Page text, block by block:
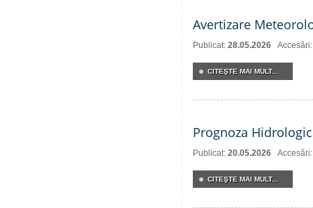
Avertizare
Publicat: 28.05.2026
CITEŞTE MAI MULT...
Prognoza
Publicat: 20.05.2026
CITEŞTE MAI MULT...